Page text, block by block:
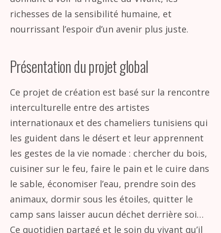
richesses de la sensibilité humaine, et
nourrissant l’espoir d’un avenir plus juste.
Présentation du projet global
Ce projet de création est basé sur la rencontre
interculturelle entre des artistes
internationaux et des chameliers tunisiens qui
les guident dans le désert et leur apprennent
les gestes de la vie nomade : chercher du bois,
cuisiner sur le feu, faire le pain et le cuire dans
le sable, économiser l’eau, prendre soin des
animaux, dormir sous les étoiles, quitter le
camp sans laisser aucun déchet derrière soi…
Ce quotidien partagé et le soin du vivant qu’il